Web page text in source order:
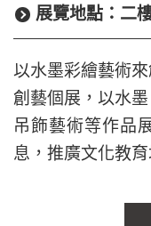
展覽地點： 二
以水墨彩繪藝術
創藝個展，以水
吊飾藝術等作品
息，推廣文化教